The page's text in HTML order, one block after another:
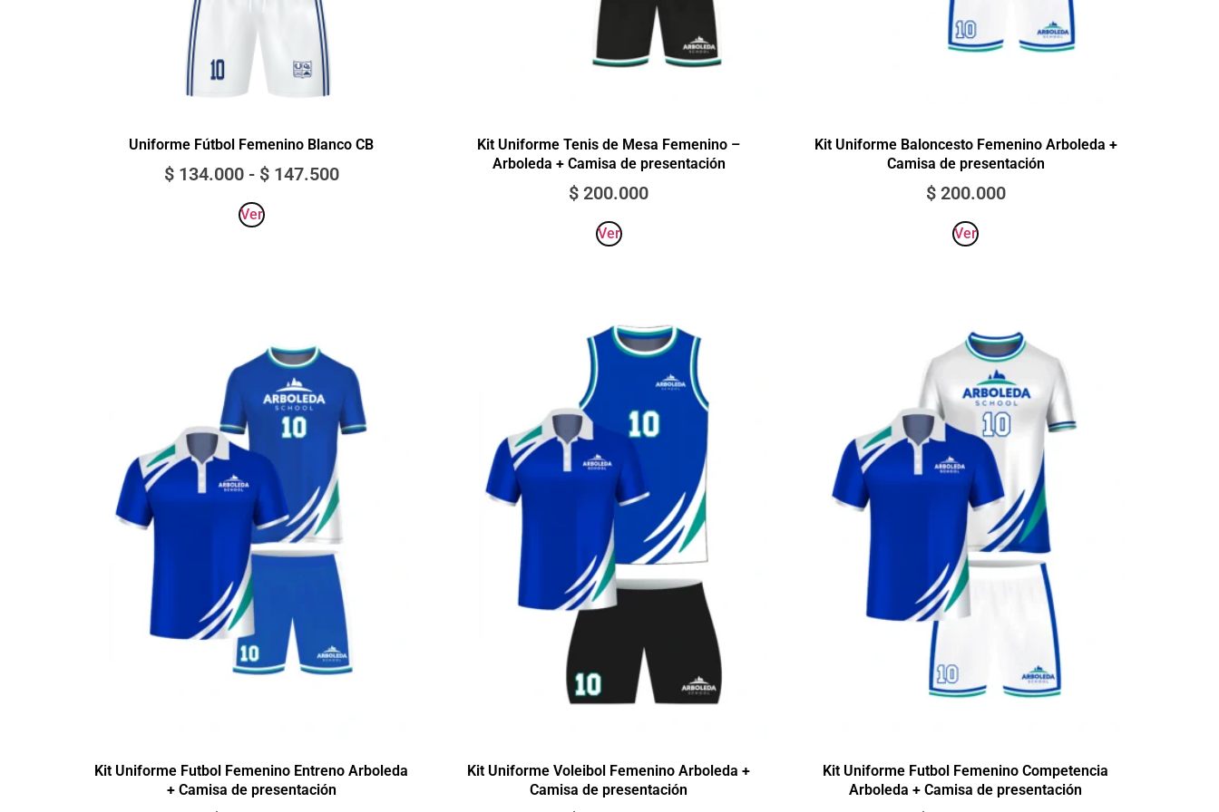
Uniforme Fútbol Femenino Blanco CB
$134.000 - $147.500
Ver
Kit Uniforme Tenis de Mesa Femenino –
Arboleda + Camisa de presentación
$ 200.000
Ver
Kit Uniforme Baloncesto Femenino Arboleda +
Camisa de presentación
$200.000
Ver
Kit Uniforme Futbol Femenino Entreno Arboleda
+ Camisa de presentación
Kit Uniforme Voleibol Femenino Arboleda +
Camisa de presentación
Kit Uniforme Futbol Femenino Competencia
Arboleda + Camisa de presentación